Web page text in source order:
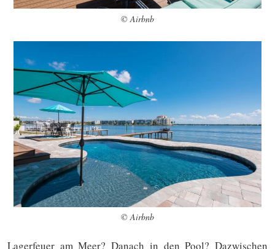
© Airbnb
© Airbnb
Lagerfeuer am Meer? Danach in den Pool? Dazwischen